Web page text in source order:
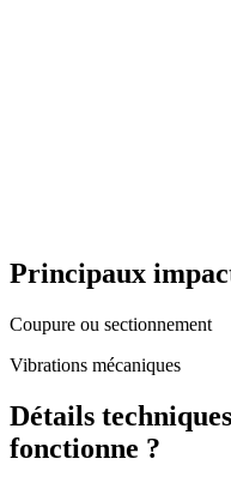
Principaux
Coupure ou sectionnement
Vibrations mécaniques
Détails
fonctionne ?